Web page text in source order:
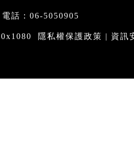
話：06-5050905
隱私權保護政策 | 資訊